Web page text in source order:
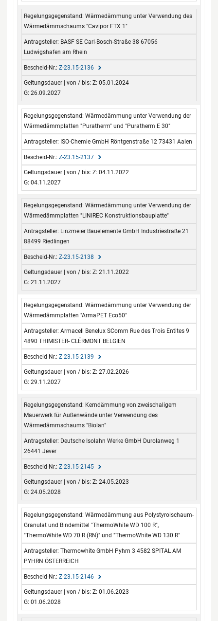
Wärmedämmung unter Verwendung des
Wärmedämmschaums "Cavipor FTX 1"
BASF SE Carl-Bosch-Straße 38 67056
Ludwigshafen am Rhein
Z-23.15-2136
Z: 05.01.2024
G: 26.09.2027
Wärmedämmung unter Verwendung der
Wärmedämmplatten "Puratherm" und "Puratherm E 30"
ISO-Chemie GmbH Röntgenstraße 12 73431 Aalen
Z-23.15-2137
Z: 04.11.2022
G: 04.11.2027
Wärmedämmung unter Verwendung der
Wärmedämmplatten "LINIREC Konstruktionsbauplatte"
Linzmeier Bauelemente GmbH Industriestraße 21
88499 Riedlingen
Z-23.15-2138
Z: 21.11.2022
G: 21.11.2027
Wärmedämmung unter Verwendung der
Wärmedämmplatten "ArmaPET Eco50"
Armacell Benelux SComm Rue des Trois Entites 9
4890 THIMISTER- CLÉRMONT BELGIEN
Z-23.15-2139
Z: 27.02.2026
G: 29.11.2027
Kerndämmung von zweischaligem
Mauerwerk für Außenwände unter Verwendung des
Wärmedämmschaums "Biolan"
Deutsche Isolahn Werke GmbH Durolanweg 1
26441 Jever
Z-23.15-2145
Z: 24.05.2023
G: 24.05.2028
Wärmedämmung aus Polystyrolschaum-
Granulat und Bindemittel "ThermoWhite WD 100 R",
"ThermoWhite WD 70 R (RN)" und "ThermoWhite WD 130 R"
Thermowhite GmbH Pyhrn 3 4582 SPITAL AM
PYHRN ÖSTERREICH
Z-23.15-2146
Z: 01.06.2023
G: 01.06.2028